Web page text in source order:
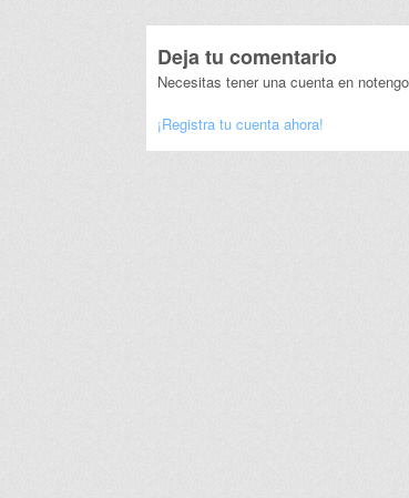
Deja tu comentario
Necesitas tener una cuenta en
¡Registra tu cuenta ahora!